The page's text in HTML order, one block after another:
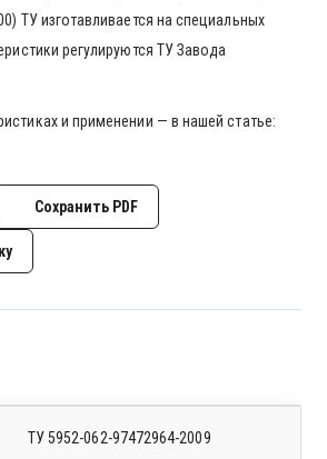
ТУ изготавливается на специальных
регулируются ТУ Завода
и применении — в нашей статье:
Сохранить PDF
ТУ 5952-062-97472964-2009